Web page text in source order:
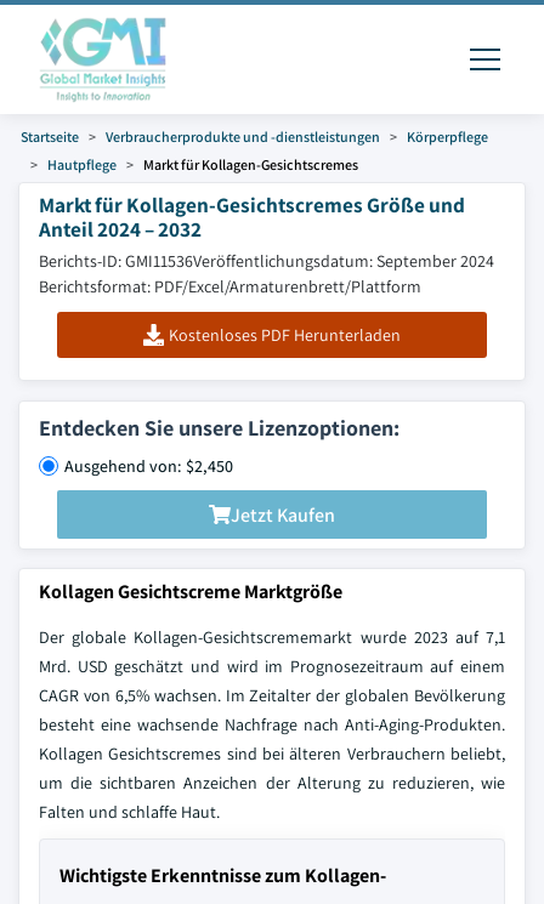
Startseite Verbraucherprodukte und -dienstleistungen
Körperpflege
Hautpflege
Markt für Kollagen-Gesichtscremes
Markt für Kollagen-Gesichtscremes Größe und
Anteil 2024 – 2032
Berichts-ID: GMI11536Veröffentlichungsdatum: September 2024
Berichtsformat: PDF/Excel/Armaturenbrett/Plattform
Kostenloses PDF Herunterladen
Entdecken Sie unsere Lizenzoptionen:
Ausgehend von: $2,450
Jetzt Kaufen
Kollagen Gesichtscreme Marktgröße
Der globale Kollagen-Gesichtscrememarkt wurde 2023 auf 7,1
Mrd. USD geschätzt und wird im Prognosezeitraum auf einem
CAGR von 6,5% wachsen. Im Zeitalter der globalen Bevölkerung
besteht eine wachsende Nachfrage nach Anti-Aging-Produkten.
Kollagen Gesichtscremes sind bei älteren Verbrauchern beliebt,
um die sichtbaren Anzeichen der Alterung zu reduzieren, wie
Falten und schlaffe Haut.
Wichtigste Erkenntnisse zum Kollagen-